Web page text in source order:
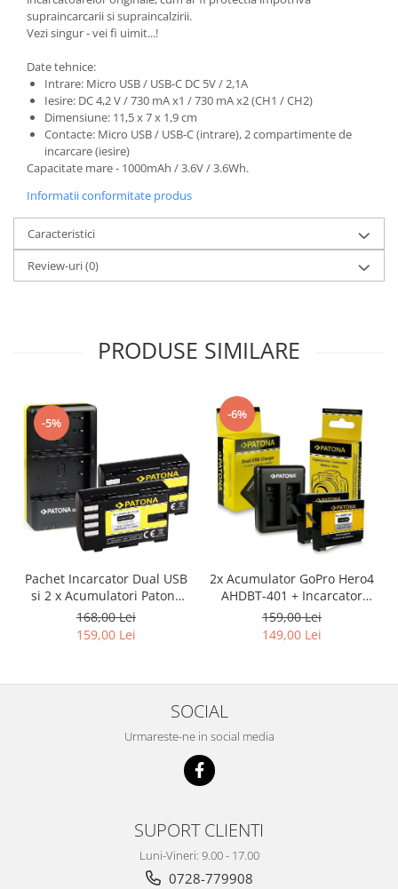
supraincarcarii si supraincalzirii.
Vezi singur - vei fi uimit...!
Date tehnice:
Intrare: Micro USB / USB-C DC 5V / 2,1A
Iesire: DC 4,2 V / 730 mA x1 / 730 mA x2 (CH1 / CH2)
Dimensiune: 11,5 x 7 x 1,9 cm
Contacte: Micro USB / USB-C (intrare), 2 compartimente de
incarcare (iesire)
Capacitate mare - 1000mAh / 3.6V / 3.6Wh.
Informatii conformitate produs
Caracteristici
Review-uri(0)
PRODUSE SIMILARE
-5%
Pachet Incarcator Dual USB
si 2 x Acumulatori Patona
DMW-BLF19E pentru
Panasonic Lumix DC-GH5
168,00 Lei
159,00 Lei
-6%
2x Acumulator GoPro Hero4
AHDBT-401 + Incarcator
Dual AHBBP-401
159,00 Lei
149,00 Lei
SOCIAL
Urmareste-ne in social media
SUPORT CLIENTI
Luni-Vineri: 9.00 - 17.00
0728-779908